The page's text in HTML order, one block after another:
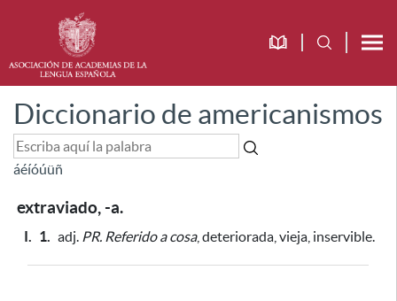
Diccionario de americanismos
áéíóúüñ
extraviado, -a.
I. 1. adj. PR. Referido a cosa, deteriorada, vieja, inservible.